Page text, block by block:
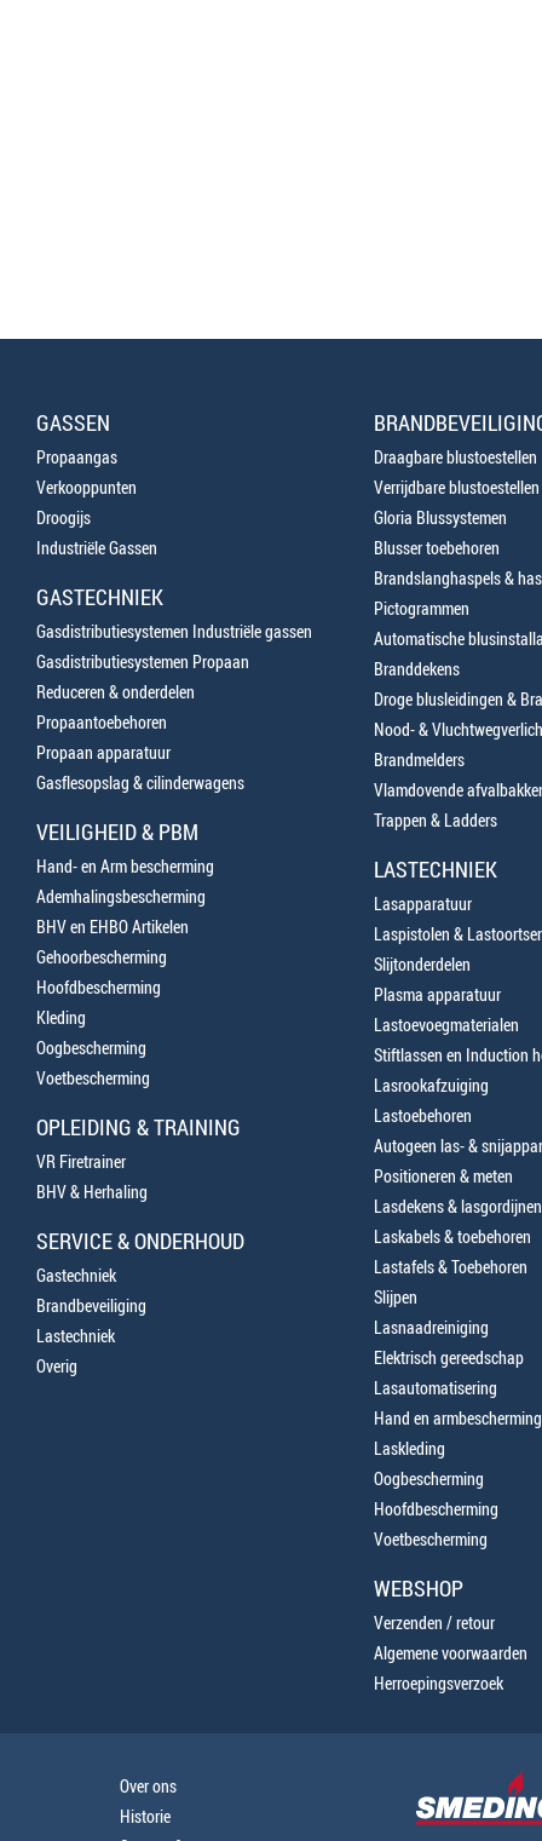
GASSEN
Propaangas
Verkooppunten
Droogijs
Industriële Gassen
GASTECHNIEK
Gasdistributiesystemen Industriële gassen
Gasdistributiesystemen Propaan
Reduceren & onderdelen
Propaantoebehoren
Propaan apparatuur
Gasflesopslag & cilinderwagens
VEILIGHEID & PBM
Hand- en Arm bescherming
Ademhalingsbescherming
BHV en EHBO Artikelen
Gehoorbescherming
Hoofdbescherming
Kleding
Oogbescherming
Voetbescherming
OPLEIDING & TRAINING
VR Firetrainer
BHV & Herhaling
SERVICE & ONDERHOUD
Gastechniek
Brandbeveiliging
Lastechniek
Overig
Draagbare blustoestellen
Verrijdbare blustoestellen
Gloria Blussystemen
Blusser toebehoren
Brandslanghaspels &
Pictogrammen
Automatische
Branddekens
Droge blusleidingen &
Nood- &
Brandmelders
Vlamdovende
Trappen & Ladders
LASTECHNIEK
Lasapparatuur
Laspistolen &
Slijtonderdelen
Plasma apparatuur
Lastoevoegmaterialen
Stiftlassen en Induction
Lasrookafzuiging
Lastoebehoren
Autogeen las- &
Positioneren & meten
Lasdekens & lasgordijnen
Laskabels & toebehoren
Lastafels & Toebehoren
Slijpen
Lasnaadreiniging
Elektrisch gereedschap
Lasautomatisering
Hand en armbescherming
Laskleding
Oogbescherming
Hoofdbescherming
Voetbescherming
WEBSHOP
Verzenden / retour
Algemene voorwaarden
Herroepingsverzoek
Over ons
Historie